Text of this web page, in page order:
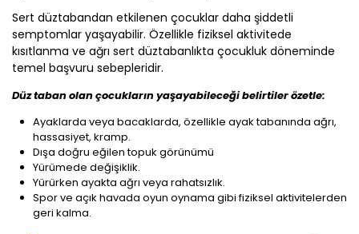
Sert düztabandan etkilenen çocuklar daha şiddetli
semptomlar yaşayabilir. Özellikle fiziksel aktivitede
kısıtlanma ve ağrı sert düztabanlıkta çocukluk döneminde
temel başvuru sebepleridir.
Düz taban olan çocukların yaşayabileceği belirtiler özetle:
Ayaklarda veya bacaklarda, özellikle ayak tabanında ağrı,
hassasiyet, kramp.
Dışa doğru eğilen topuk görünümü
Yürümede değişiklik.
Yürürken ayakta ağrı veya rahatsızlık.
Spor ve açık havada oyun oynama gibi fiziksel aktivitelerden
geri kalma.